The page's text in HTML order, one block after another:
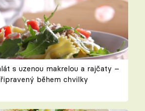
s uzenou makrelou a rajčaty –
během chvilky